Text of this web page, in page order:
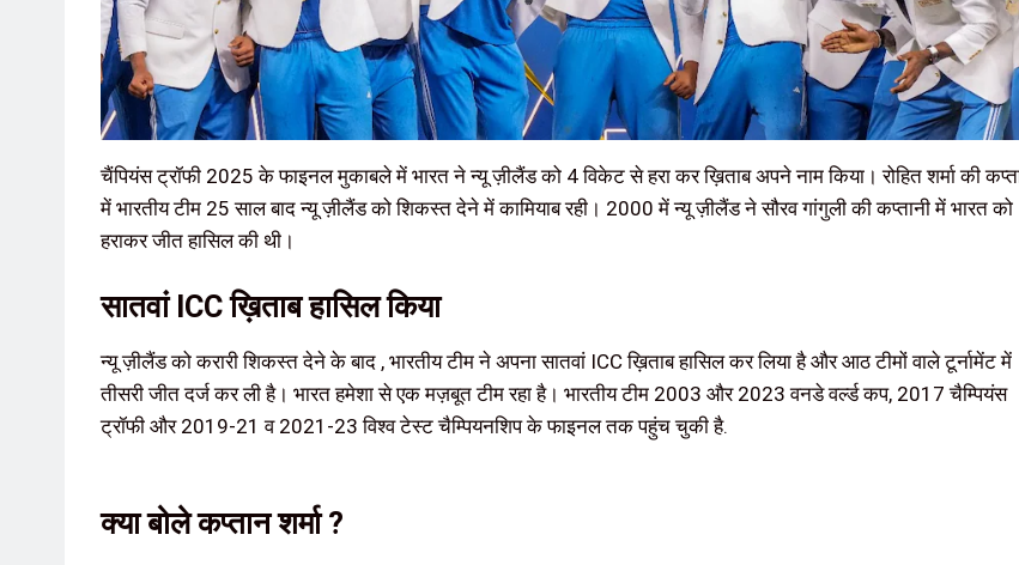
चैंपियंस ट्रॉफी 2025 के फाइनल मुकाबले में भारत ने न्यू ज़ीलैंड को 4 विकेट से हरा कर ख़िताब अपने नाम किया। रोहित शर्मा की
में भारतीय टीम 25 साल बाद न्यू ज़ीलैंड को शिकस्त देने में कामियाब रही। 2000 में न्यू ज़ीलैंड ने सौरव गांगुली की कप्तानी में भारत को
हराकर जीत हासिल की थी।
सातवां ICC ख़िताब हासिल किया
न्यू ज़ीलैंड को करारी शिकस्त देने के बाद , भारतीय टीम ने अपना सातवां ICC ख़िताब हासिल कर लिया है और आठ टीमों वाले टूर्नामेंट में
तीसरी जीत दर्ज कर ली है। भारत हमेशा से एक मज़बूत टीम रहा है। भारतीय टीम 2003 और 2023 वनडे वर्ल्ड कप, 2017 चैम्पियंस
ट्रॉफी और 2019-21 व 2021-23 विश्व टेस्ट चैम्पियनशिप के फाइनल तक पहुंच चुकी है.
क्या बोले कप्तान शर्मा ?